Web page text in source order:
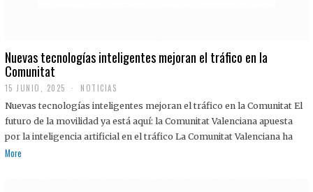
Nuevas tecnologías inteligentes mejoran el tráfico en la
Comunitat
15 JUNIO, 2025 NOTICIAS
Nuevas tecnologías inteligentes mejoran el tráfico en la Comunitat El
futuro de la movilidad ya está aquí: la Comunitat Valenciana apuesta
por la inteligencia artificial en el tráfico La Comunitat Valenciana ha
More